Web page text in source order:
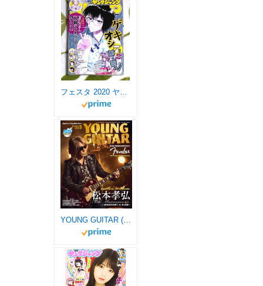
フェスタ 2020 ヤング 配布 ゲキオシ 試し読み コミック
YOUNG GUITAR (ヤング・ギター) 2024年 9月号